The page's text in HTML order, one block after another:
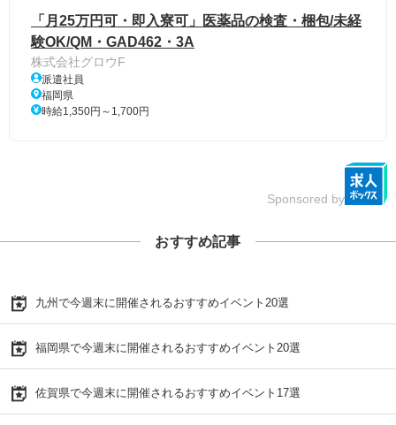
「月25万円可・即入寮可」医薬品の検査・梱包/未経
験OK/QM・GAD462・3A
株式会社グロウF
派遣社員
福岡県
時給1,350円～1,700円
Sponsored by
おすすめ記事
九州で今週末に開催されるおすすめイベント20選
福岡県で今週末に開催されるおすすめイベント20選
佐賀県で今週末に開催されるおすすめイベント17選